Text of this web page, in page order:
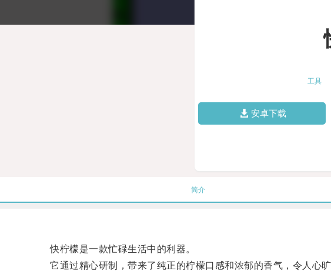
工具
安卓下载
简介
快柠檬是一款忙碌生活中的利器。
它通过精心研制，带来了纯正的柠檬口感和浓郁的香气，令人心旷